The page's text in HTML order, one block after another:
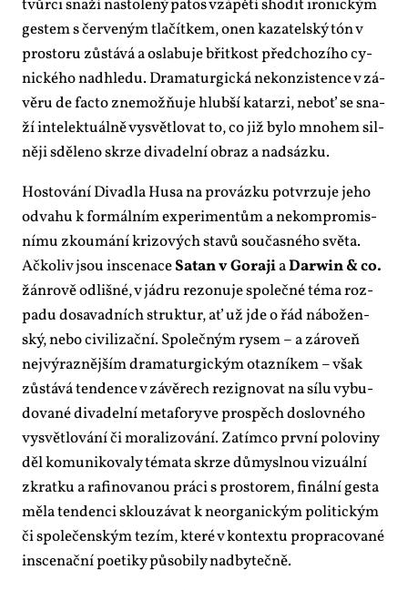
tvůr­ci sna­ží na­sto­le­ný pa­tos vzá­pě­tí sho­dit iro­nic­kým
ges­tem s čer­ve­ným tla­čít­kem, onen ka­za­tel­ský tón v
pro­sto­ru zů­stá­vá a osla­bu­je břit­kost před­cho­zí­ho cy­
nic­ké­ho nad­hle­du. Dra­ma­tur­gic­ká ne­kon­zis­ten­ce v zá­
vě­ru de fac­to zne­mož­ňu­je hlub­ší ka­tar­zi, ne­boť se sna­
ží in­te­lek­tu­ál­ně vy­svět­lo­vat to, co již by­lo mno­hem sil­
ně­ji sdě­le­no skr­ze di­va­del­ní ob­raz a nad­sáz­ku.
Hos­to­vá­ní Di­va­dla Husa na pro­váz­ku po­tvr­zu­je je­ho
od­va­hu k for­mál­ním ex­pe­ri­men­tům a ne­kom­pro­mis­
ní­mu zkou­má­ní kri­zo­vých sta­vů sou­čas­né­ho svě­ta.
Ač­ko­liv jsou in­sce­na­ceSa­tan v Go­ra­jiaDarwin & co.
žánro­vě od­liš­né, v já­dru re­zo­nu­je spo­leč­né té­ma roz­
pa­du do­sa­vad­ních struk­tur, ať už jde o řád ná­bo­žen­
ský, ne­bo ci­vi­li­zač­ní. Spo­leč­ným ry­sem – a zá­ro­veň
nej­vý­raz­něj­ším dra­ma­tur­gic­kým otaz­ní­kem – však
zů­stá­vá ten­den­ce v zá­vě­rech re­zig­no­vat na sí­lu vy­bu­
do­va­né di­va­del­ní me­ta­fo­ry ve pro­spěch do­slov­né­ho
vy­svět­lo­vá­ní či mo­ra­li­zo­vá­ní. Za­tím­co prv­ní po­lo­vi­ny
děl ko­mu­ni­ko­va­ly té­ma­ta skr­ze dů­my­sl­nou vi­zu­ál­ní
zkrat­ku a ra­fi­no­va­nou prá­ci s pro­sto­rem, fi­nál­ní ges­ta
mě­la ten­den­ci sklouzá­vat k ne­or­ga­nic­kým po­li­tic­kým
či spo­le­čen­ským te­zím, kte­ré v kon­tex­tu pro­pra­co­va­né
in­sce­nač­ní po­e­ti­ky pů­so­bi­ly nad­by­teč­ně.